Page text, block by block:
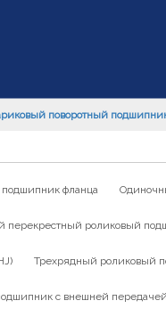
поворотный
фланца
перекрестный роликовый
Трехрядный роликовый
с внешней передачей